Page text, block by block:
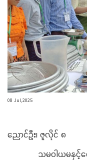
08 Jul,2025
ညောင်ဦး၊ ဇူလိုင် ၈
သမဝါယမနှင့်ကျေး